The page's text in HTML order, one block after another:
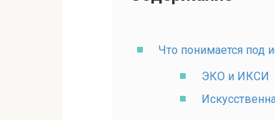
Что понимается под
ЭКО и ИКСИ